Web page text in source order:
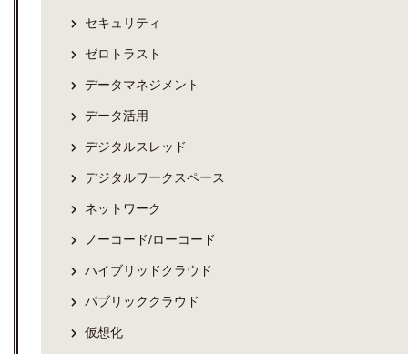
セキュリティ
ゼロトラスト
データマネジメント
データ活用
デジタルスレッド
デジタルワークスペース
ネットワーク
ノーコード/ローコード
ハイブリッドクラウド
パブリッククラウド
仮想化